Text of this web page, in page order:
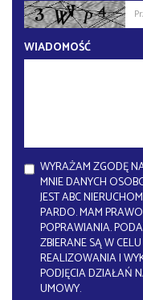
WIADOMOŚĆ
WYRAŻAM ZGODĘ
MNIE DANYCH
JEST ABC
PARDO. MAM
POPRAWIANIA.
ZBIERANE SĄ W
REALIZOWANIA I
PODJĘCIA DZIAŁAŃ
UMOWY.